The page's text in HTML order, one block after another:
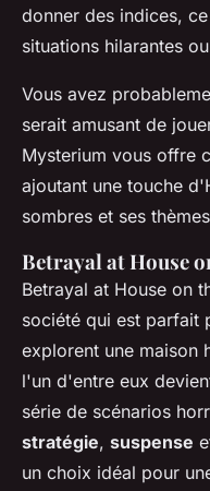
donner des indices,
situations hilarantes
Vous avez
serait amusant de
Mysterium vous offre
ajoutant une touche
sombres et ses
Betrayal at House
Betrayal at House on
société qui est parfait
explorent une maison
l'un d'entre eux
série de scénarios
stratégie, suspense
un choix idéal pour